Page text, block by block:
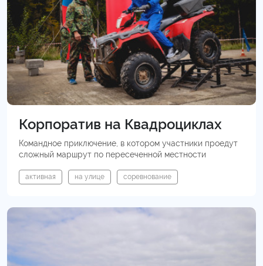
Корпоратив на Квадроциклах
Командное приключение, в котором участники проедут
сложный маршрут по пересеченной местности
активная на улице соревнование